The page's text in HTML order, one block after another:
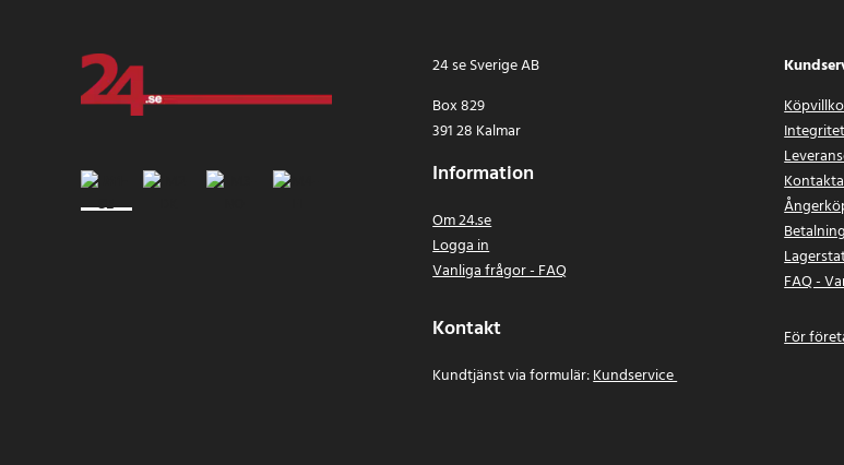
24 se Sverige AB
Box 829
391 28 Kalmar
Information
Om 24.se
Logga in
Vanliga frågor - FAQ
Kontakt
Kundtjänst via formulär:Kundservice
FAQ -
För